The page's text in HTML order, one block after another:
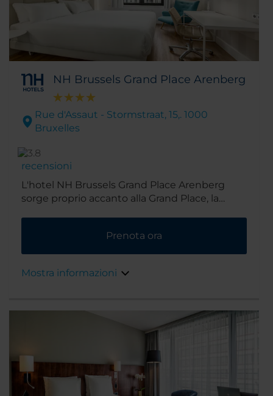
NH Brussels Grand Place Arenberg
Rue d'Assaut - Stormstraat, 15,. 1000
Bruxelles
recensioni
L'hotel NH Brussels Grand Place Arenberg
sorge proprio accanto alla Grand Place, la
trasporti pubblici, lo rende una scelta ideale
sia per chi viaggia per lavoro che per piacere.
Prenota ora
Mostra informazioni